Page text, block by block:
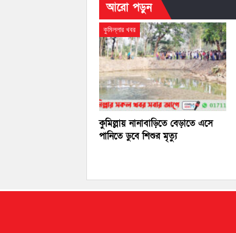
আরো পড়ুন
কুমিল্লার খবর
কুমিল্লায় নানাবাড়িতে বেড়াতে এসে
পানিতে ডুবে শিশুর মৃত্যু